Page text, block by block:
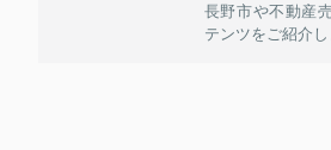
長野市や不動産
テンツをご紹介し